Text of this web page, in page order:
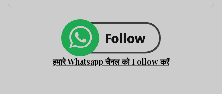
हमारे Whatsapp चैनल को Follow करें